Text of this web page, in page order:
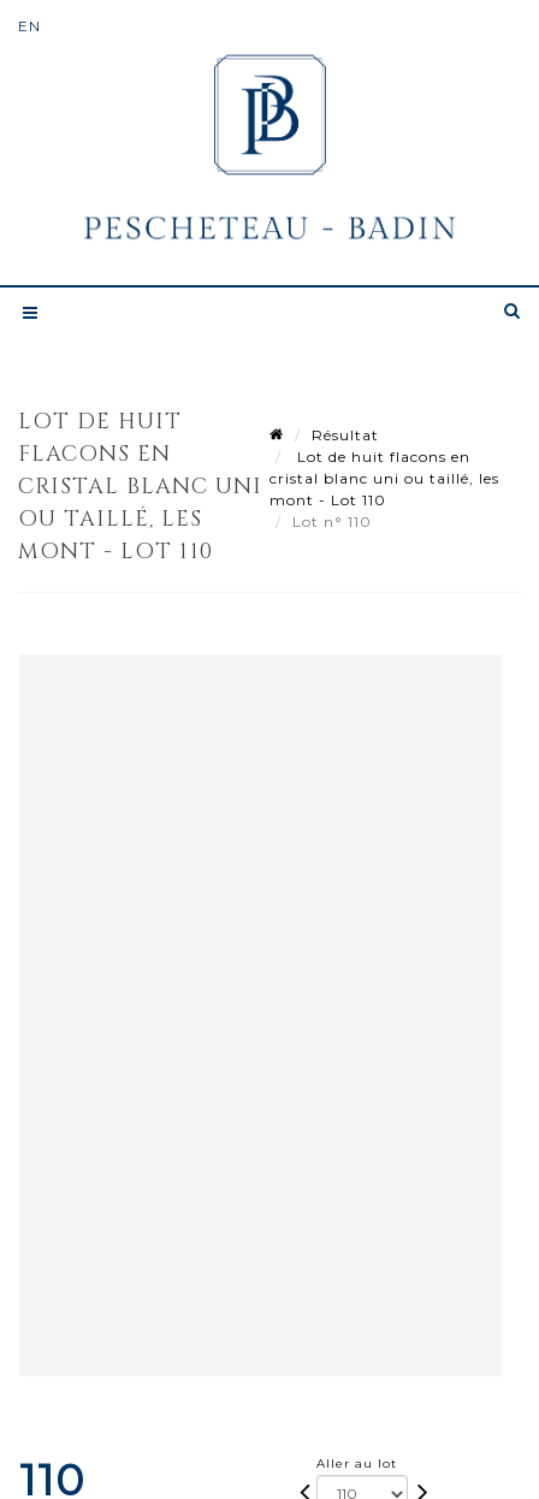
LOT DE HUIT
FLACONS EN
CRISTAL BLANC UNI
OU TAILLÉ, LES
MONT - LOT 110
Résultat
Lot de huit flacons en
cristal blanc uni ou taillé, les
mont - Lot 110
Lot n° 110
110 Aller au lot